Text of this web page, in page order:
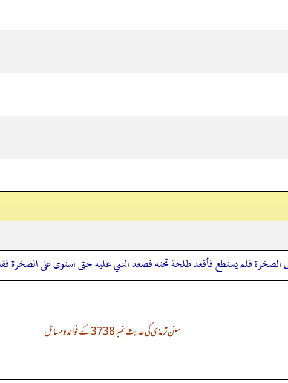
الصخرة فلم يستطع فأقعد طلحة تحته فصعد النبي عليه حتى استوى على الصخرة
سنن ترمذی کی حدیث نمبر 3738 کے فوائد و مسائل